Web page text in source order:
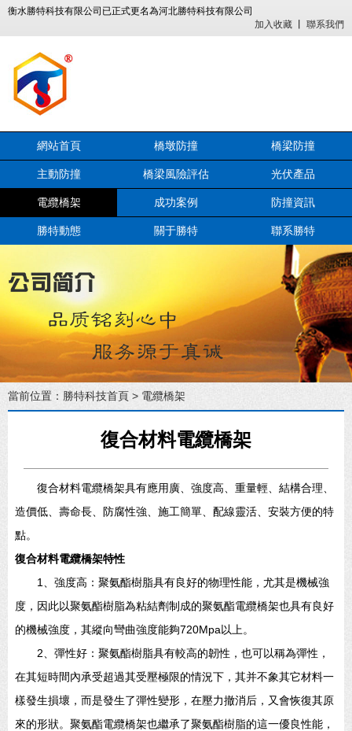
衡水勝特科技有限公司已正式更名為河北勝特科技有限公司
加入收藏
聯系我們
網站首頁 橋墩防撞 橋梁防撞
主動防撞 橋梁風險評估 光伏產品
電纜橋架 成功案例 防撞資訊
勝特動態 關于勝特 聯系勝特
當前位置： 勝特科技首頁 > 電纜橋架
復合材料電纜橋架
復合材料電纜橋架具有應用廣、強度高、重量輕、結構合理、
造價低、壽命長、防腐性強、施工簡單、配線靈活、安裝方便的特
點。
復合材料電纜橋架特性
1、強度高：聚氨酯樹脂具有良好的物理性能，尤其是機械強
度，因此以聚氨酯樹脂為粘結劑制成的聚氨酯電纜橋架也具有良好
的機械強度，其縱向彎曲強度能夠720Mpa以上。
2、彈性好：聚氨酯樹脂具有較高的韌性，也可以稱為彈性，
在其短時間內承受超過其受壓極限的情況下，其并不象其它材料一
樣發生損壞，而是發生了彈性變形，在壓力撤消后，又會恢復其原
來的形狀。聚氨酯電纜橋架也繼承了聚氨酯樹脂的這一優良性能，